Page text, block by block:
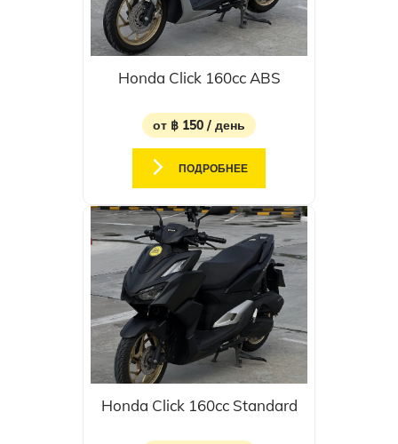
Honda Click 160cc ABS
от ฿ 150 / день
ПОДРОБНЕЕ
Honda Click 160cc Standard